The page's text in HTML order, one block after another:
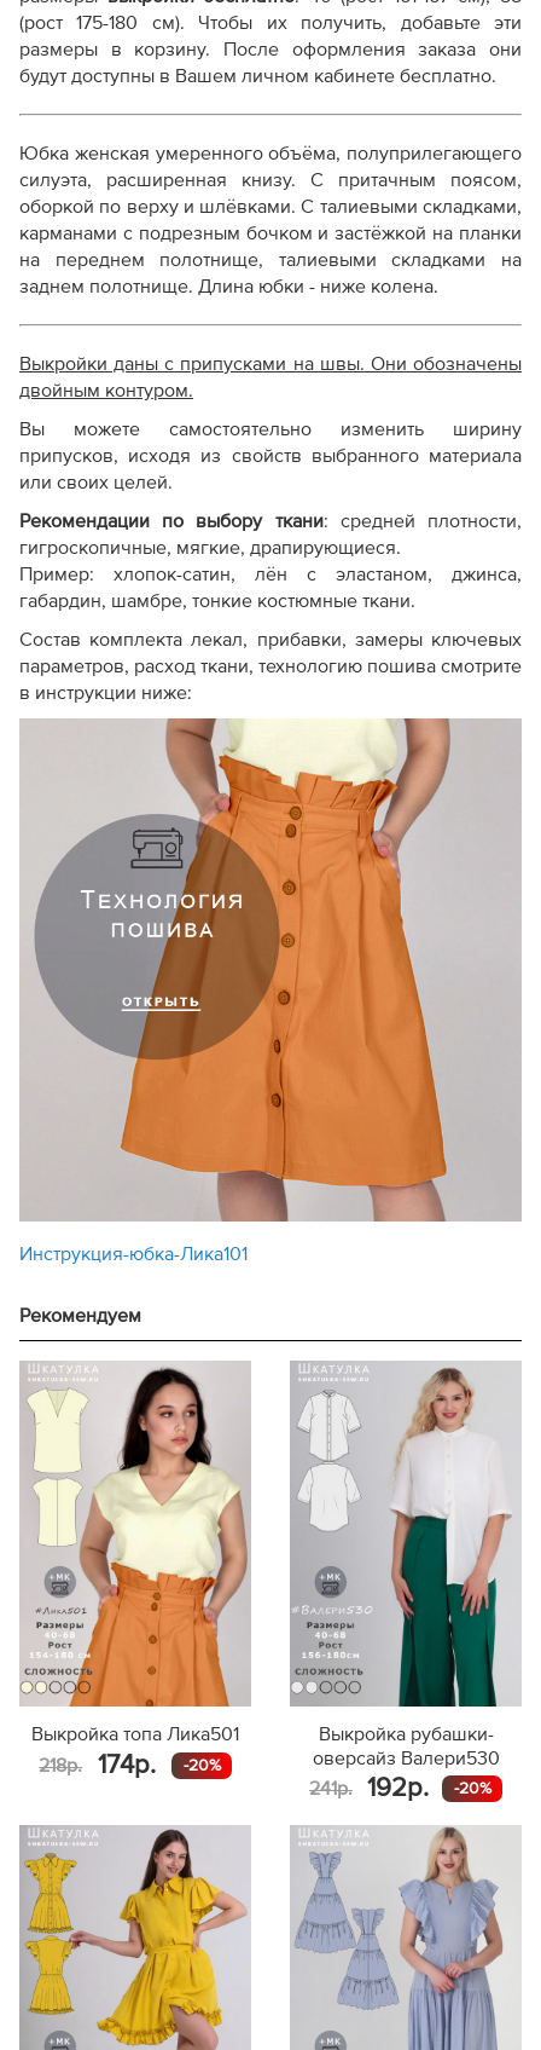
Справочник - виды швов
Терминология машинных работ
Терминология ВТО
Как скорректировать готовую выкройку по росту
(рост 175-180 см). Чтобы их получить, добавьте эти
размеры в корзину. После оформления заказа они
будут доступны в Вашем личном кабинете бесплатно.
Юбка женская умеренного объёма, полуприлегающего
силуэта, расширенная книзу. С притачным поясом,
оборкой по верху и шлёвками. С талиевыми складками,
карманами с подрезным бочком и застёжкой на планки
на переднем полотнище, талиевыми складками на
заднем полотнище. Длина юбки - ниже колена.
Выкройки даны с припусками на швы. Они обозначены
двойным контуром.
Вы можете самостоятельно изменить ширину
припусков, исходя из свойств выбранного материала
или своих целей.
Рекомендации по выбору ткани: средней плотности,
гигроскопичные, мягкие, драпирующиеся.
Пример: хлопок-сатин, лён с эластаном, джинса,
габардин, шамбре, тонкие костюмные ткани.
Состав комплекта лекал, прибавки, замеры ключевых
параметров, расход ткани, технологию пошива смотрите
в инструкции ниже:
Инструкция-юбка-Лика101
Рекомендуем
Выкройка топа Лика501
218р.
174р. -20%
Выкройка рубашки-
оверсайз Валери530
241р.
192р. -20%